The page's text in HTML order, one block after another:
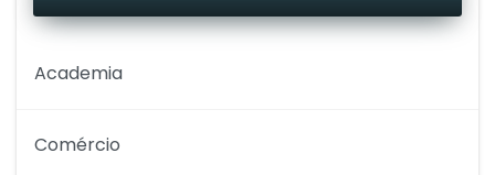
Academia
Comércio